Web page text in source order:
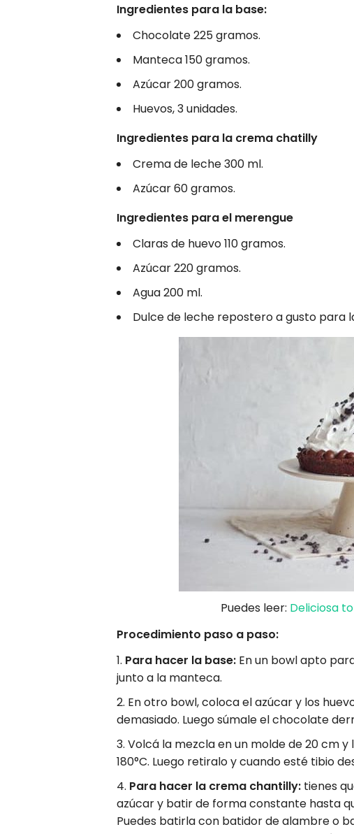
Ingredientes para la base:
Chocolate 225 gramos.
Manteca 150 gramos.
Azúcar 200 gramos.
Huevos, 3 unidades.
Ingredientes para la crema chatilly
Crema de leche 300 ml.
Azúcar 60 gramos.
Ingredientes para el merengue
Claras de huevo 110 gramos.
Azúcar 220 gramos.
Agua 200 ml.
Dulce de leche repostero a gusto para
Puedes leer: Deliciosa
Procedimiento paso a paso:
Para hacer la base: En un bowl apto
junto a la manteca.
En otro bowl, coloca el azúcar y los
demasiado. Luego súmale el chocolate
Volcá la mezcla en un molde de 20 cm
180°C. Luego retiralo y cuando esté tibio
Para hacer la crema chantilly: tienes
azúcar y batir de forma constante hasta
Puedes batirla con batidor de alambre o